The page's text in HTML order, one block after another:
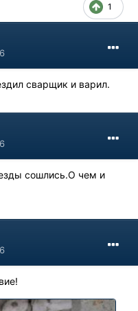
1
сварщик и варил.
сошлись.О чем и